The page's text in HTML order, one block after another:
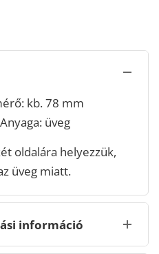
kb. 78 mm
üveg
oldalára helyezzük,
üveg miatt.
információ